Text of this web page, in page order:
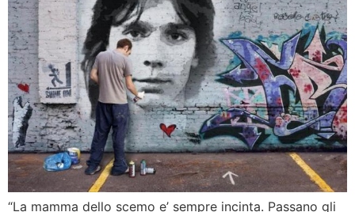
“La mamma dello scemo e’ sempre incinta. Passano gli